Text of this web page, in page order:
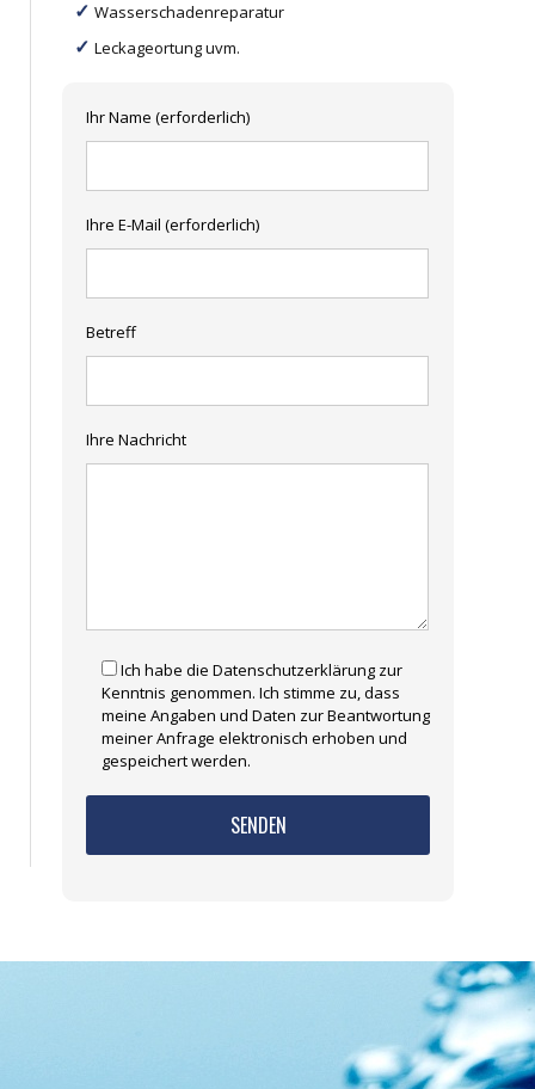
Wasserschadenreparatur
Leckageortung uvm.
Ihr Name (erforderlich)
Ihre E-Mail (erforderlich)
Betreff
Ihre Nachricht
Ich habe die Datenschutzerklärung zur
Kenntnis genommen. Ich stimme zu, dass
meine Angaben und Daten zur Beantwortung
meiner Anfrage elektronisch erhoben und
gespeichert werden.